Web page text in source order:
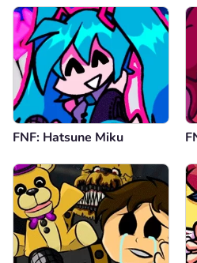
FNF: Hatsune Miku